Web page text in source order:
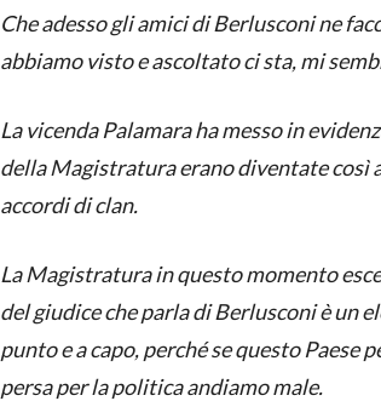
Che adesso gli amici di Berlusconi ne
abbiamo visto e ascoltato ci sta, mi
La vicenda Palamara ha messo in
della Magistratura erano diventate così
accordi di clan.
La Magistratura in questo momento
del giudice che parla di Berlusconi è un
punto e a capo, perché se questo Paese
persa per la politica andiamo male.